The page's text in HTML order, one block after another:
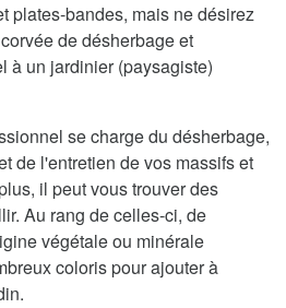
plates-bandes, mais ne désirez
de désherbage et
à un jardinier (paysagiste)
se charge du désherbage,
de l'entretien de vos massifs et
il peut vous trouver des
Au rang de celles-ci, de
végétale ou minérale
coloris pour ajouter à